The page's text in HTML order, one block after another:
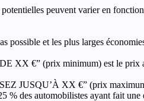
peuvent varier en
possible et les plus larges
XX €” (prix minimum) est le prix
JUSQU’À XX €” (prix
% des automobilistes ayant fait